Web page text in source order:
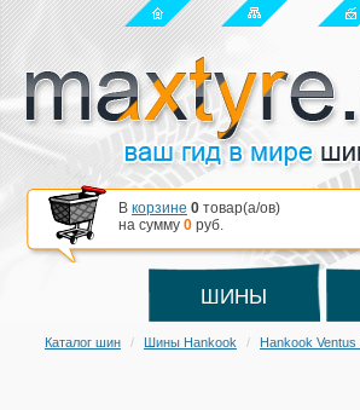
В корзине 0 товар(a/ов)
на сумму 0 руб.
ШИНЫ
Каталог шин Шины Hankook Hankook